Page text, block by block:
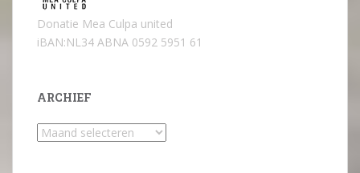
Donatie Mea Culpa united
iBAN:NL34 ABNA 0592 5951 61
ARCHIEF
Archief